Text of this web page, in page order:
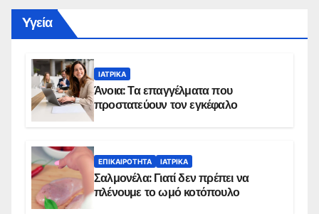
Yγεία
ΙΑΤΡΙΚΆ
Άνοια: Τα επαγγέλματα που
προστατεύουν τον εγκέφαλο
ΕΠΙΚΑΙΡΌΤΗΤΑ ΙΑΤΡΙΚΆ
Σαλμονέλα: Γιατί δεν πρέπει να
πλένουμε το ωμό κοτόπουλο